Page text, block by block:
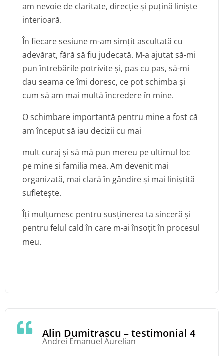
am nevoie de claritate, direcție și puțină liniște
interioară.
În fiecare sesiune m-am simțit ascultată cu
adevărat, fără să fiu judecată. M-a ajutat să-mi
pun întrebările potrivite și, pas cu pas, să-mi
dau seama ce îmi doresc, ce pot schimba și
cum să am mai multă încredere în mine.
O schimbare importantă pentru mine a fost că
am început să iau decizii cu mai
mult curaj și să mă pun mereu pe ultimul loc
pe mine si familia mea. Am devenit mai
organizată, mai clară în gândire și mai liniștită
sufletește.
Îți mulțumesc pentru susținerea ta sinceră și
pentru felul cald în care m-ai însoțit în procesul
meu.
Alin Dumitrascu – testimonial 4
Andrei Emanuel Aurelian